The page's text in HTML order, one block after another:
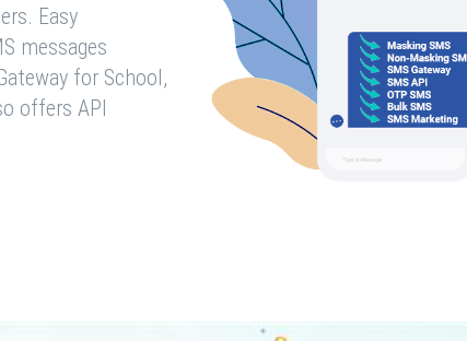
Easy
messages
for School,
offers API